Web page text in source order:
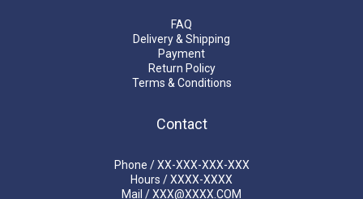
FAQ
Delivery & Shipping
Payment
Return Policy
Terms & Conditions
Contact
Phone / XX-XXX-XXX-XXX
Hours / XXXX-XXXX
Mail / XXX@XXXX.COM